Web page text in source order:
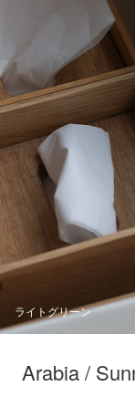
スクエアプレー
ライトグリーン
Arabia /